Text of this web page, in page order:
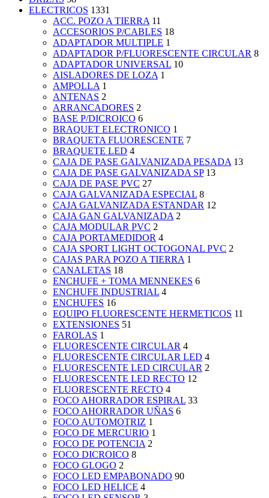
ELECTRICOS 1331
ACC. POZO A TIERRA 11
ACCESORIOS P/CABLES 18
ADAPTADOR MULTIPLE 1
ADAPTADOR P/FLUORESCENTE CIRCULAR 8
ADAPTADOR UNIVERSAL 10
AISLADORES DE LOZA 1
AMPOLLA 1
ANTENAS 2
ARRANCADORES 2
BASE P/DICROICO 6
BRAQUET ELECTRONICO 1
BRAQUETA FLUORESCENTE 7
BRAQUETE LED 4
CAJA DE PASE GALVANIZADA PESADA 13
CAJA DE PASE GALVANIZADA SP 13
CAJA DE PASE PVC 27
CAJA GALVANIZADA ESPECIAL 8
CAJA GALVANIZADA ESTANDAR 12
CAJA GAN GALVANIZADA 2
CAJA MODULAR PVC 2
CAJA PORTAMEDIDOR 4
CAJA SPORT LIGHT OCTOGONAL PVC 2
CAJAS PARA POZO A TIERRA 1
CANALETAS 18
ENCHUFE + TOMA MENNEKES 6
ENCHUFE INDUSTRIAL 4
ENCHUFES 16
EQUIPO FLUORESCENTE HERMETICOS 11
EXTENSIONES 51
FAROLAS 1
FLUORESCENTE CIRCULAR 4
FLUORESCENTE CIRCULAR LED 4
FLUORESCENTE LED CIRCULAR 2
FLUORESCENTE LED RECTO 12
FLUORESCENTE RECTO 4
FOCO AHORRADOR ESPIRAL 33
FOCO AHORRADOR UÑAS 6
FOCO AUTOMOTRIZ 1
FOCO DE MERCURIO 1
FOCO DE POTENCIA 2
FOCO DICROICO 8
FOCO GLOGO 2
FOCO LED EMPABONADO 90
FOCO LED HELICE 4